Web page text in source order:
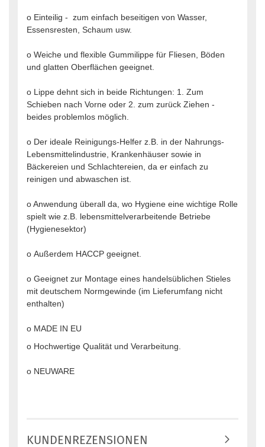
o Einteilig - zum einfach beseitigen von Wasser,
Essensresten, Schaum usw.
o Weiche und flexible Gummilippe für Fliesen, Böden
und glatten Oberflächen geeignet.
o Lippe dehnt sich in beide Richtungen: 1. Zum
Schieben nach Vorne oder 2. zum zurück Ziehen -
beides problemlos möglich.
o Der ideale Reinigungs-Helfer z.B. in der Nahrungs-
Lebensmittelindustrie, Krankenhäuser sowie in
Bäckereien und Schlachtereien, da er einfach zu
reinigen und abwaschen ist.
o Anwendung überall da, wo Hygiene eine wichtige Rolle
spielt wie z.B. lebensmittelverarbeitende Betriebe
(Hygienesektor)
o Außerdem HACCP geeignet.
o Geeignet zur Montage eines handelsüblichen Stieles
mit deutschem Normgewinde (im Lieferumfang nicht
enthalten)
o MADE IN EU
o Hochwertige Qualität und Verarbeitung.
o NEUWARE
KUNDENREZENSIONEN